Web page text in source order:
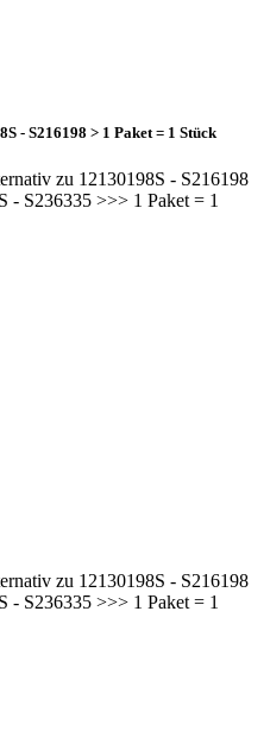
- S216198 > 1 Paket = 1 Stück
zu 12130198S - S216198
- S236335 >>> 1 Paket = 1
zu 12130198S - S216198
- S236335 >>> 1 Paket = 1